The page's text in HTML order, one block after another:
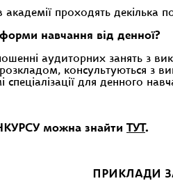
проходять декілька
навчання від денної?
аудиторних занять з
консультуються з
для денного
можна знайти ТУТ .
ПРИКЛАДИ